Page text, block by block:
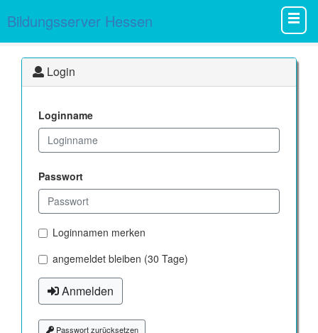
Bildungsserver Hessen
Login
Loginname
Passwort
Loginnamen merken
angemeldet bleiben (30 Tage)
Anmelden
Passwort zurücksetzen